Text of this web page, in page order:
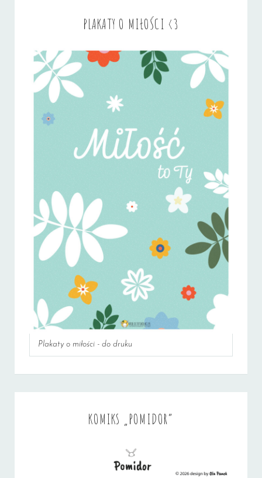
PLAKATY O MIŁOŚCI <3
Plakaty o miłości - do druku
KOMIKS „POMIDOR”